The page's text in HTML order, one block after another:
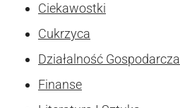
Ciekawostki
Cukrzyca
Działalność Gospodarcza
Finanse